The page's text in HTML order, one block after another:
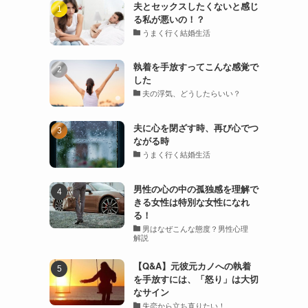
夫とセックスしたくないと感じ
る私が悪いの！？
うまく行く結婚生活
執着を手放すってこんな感覚で
した
夫の浮気、どうしたらいい？
夫に心を閉ざす時、再び心でつ
ながる時
うまく行く結婚生活
男性の心の中の孤独感を理解で
きる女性は特別な女性になれ
る！
男はなぜこんな態度？男性心理
解説
【Q&A】元彼元カノへの執着
を手放すには、「怒り」は大切
なサイン
失恋から立ち直りたい！